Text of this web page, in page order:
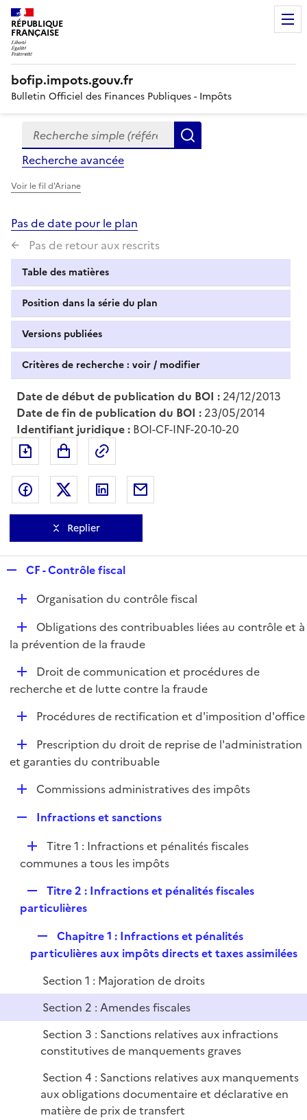
RÉPUBLIQUE
FRANÇAISE
bofip.impots.gouv.fr
Bulletin Officiel des Finances Publiques - Impôts
Formulaire
de
recherche
Recherche simple (références, mots clés, partie du
Recherche avancée
Voir le fil d'Ariane
Pas de date pour le plan
Pas de retour aux rescrits
Table des matières
Position dans la série du plan
Versions publiées
Critères de recherche : voir / modifier
Date de début de publication du BOI : 24/12/2013
Date de fin de publication du BOI : 23/05/2014
Identifiant juridique : BOI-CF-INF-20-10-20
Exporter le document au format pdf
Partager sur Facebook
Partager sur Twitter
Partager sur LinkedIn
Replier
p
l
i
e
r
CF - Contrôle fiscal
D
l
r
Organisation du contrôle fiscal
D
é
i
Obligations des contribuables liées au contrôle et à
la prévention de la fraude
D
é
r
Droit de communication et procédures de
recherche et de lutte contre la fraude
D
l
Procédures de rectification et d'imposition d'office
D
é
r
Prescription du droit de reprise de l'administration
et garanties du contribuable
D
l
i
e
r
Commissions administratives des impôts
p
l
r
Infractions et sanctions
D
é
i
Titre 1 : Infractions et pénalités fiscales
communes a tous les impôts
e
l
i
e
r
Titre 2 : Infractions et pénalités fiscales
particulières
e
l
e
r
Chapitre 1 : Infractions et pénalités
particulières aux impôts directs et taxes assimilées
Section 1 : Majoration de droits
Section 2 : Amendes fiscales
Section 3 : Sanctions relatives aux infractions
constitutives de manquements graves
Section 4 : Sanctions relatives aux manquements
aux obligations documentaire et déclarative en
matière de prix de transfert